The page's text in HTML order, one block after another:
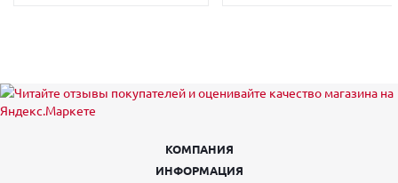
КОМПАНИЯ
ИНФОРМАЦИЯ